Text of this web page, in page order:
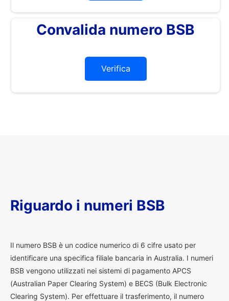
Convalida numero BSB
Verifica
Riguardo i numeri BSB
Il numero BSB è un codice numerico di 6 cifre usato per
identificare una specifica filiale bancaria in Australia. I numeri
BSB vengono utilizzati nei sistemi di pagamento APCS
(Australian Paper Clearing System) e BECS (Bulk Electronic
Clearing System). Per effettuare il trasferimento, il numero